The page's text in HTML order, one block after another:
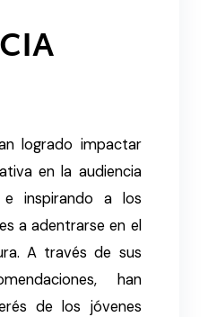
logrado impactar
en la audiencia
e inspirando a los
a adentrarse en el
A través de sus
han
de los jóvenes